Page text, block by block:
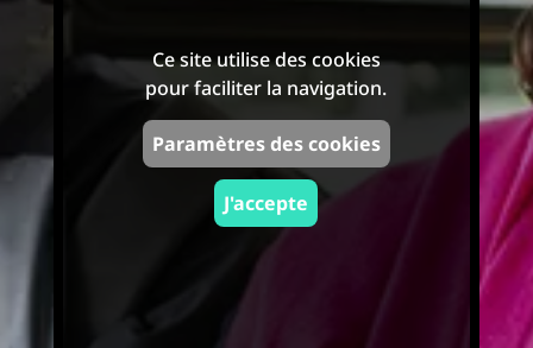
Ce site utilise des cookies
pour faciliter la navigation.
Paramètres des cookies
J'accepte